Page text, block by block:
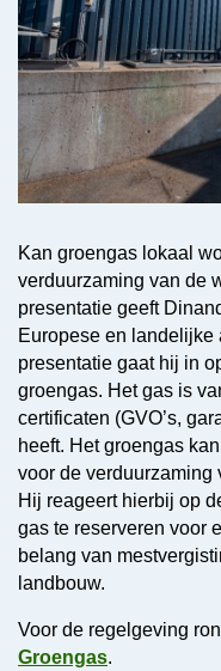
Kan groengas lokaal
verduurzaming van de
presentatie geeft
Europese en landelijke
presentatie gaat hij in
groengas. Het gas is
certificaten (GVO’s,
heeft. Het groengas
voor de verduurzaming
Hij reageert hierbij op
gas te reserveren voor
belang van
landbouw.
Voor de regelgeving
Groengas.